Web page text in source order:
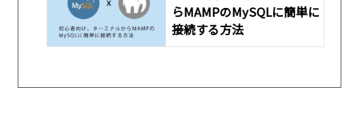
らMAMPのMySQLに簡単に
接続する方法